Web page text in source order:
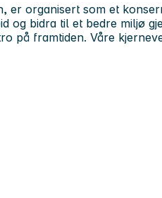
er organisert som et
og bidra til et bedre miljø
på framtiden. Våre